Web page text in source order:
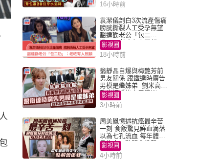
16小時前
袁潔儀剖白3次流產傷痛
膀胱撕裂人工受孕無望
豁達勸老公「包二
奶」：老咗有人照顧
影視圈
18小時前
翁靜晶自爆與梅艷芳前
男友關係 跟鐵達時廣告
男模是繼姊弟 劉米高勇
敢出櫃婚後定居澳洲
影視圈
3小時前
周美鳳憶述抗癌最辛苦
一刻 食飯驚見鮮血滴落
以為七孔流血 每年體檢
仍失守：點解會係我
影視圈
4小時前